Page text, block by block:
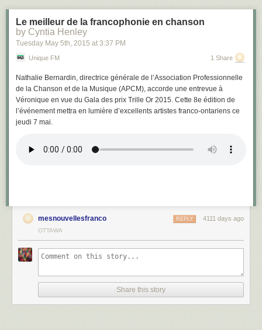
Le meilleur de la francophonie en chanson
by Cyntia Henley
Tuesday May 5th, 2015 at 3:37 PM
Unique FM 1 Share
Nathalie Bernardin, directrice générale de l’Association Professionnelle
de la Chanson et de la Musique (APCM), accorde une entrevue à
Véronique en vue du Gala des prix Trille Or 2015. Cette 8e édition de
l’événement mettra en lumière d’excellents artistes franco-ontariens ce
jeudi 7 mai.
mesnouvellesfranco 4111 days ago
REPLY
OTTAWA
Share this story